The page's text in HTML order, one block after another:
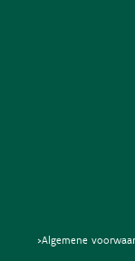
>Algemene